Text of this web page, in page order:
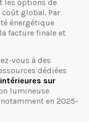
les options de
global. Par
énergétique
facture finale et
vous à des
dédiées
sur
lumineuse
en 2025-